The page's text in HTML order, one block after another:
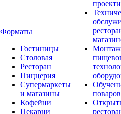
Форматы
Гостиницы
Столовая
Ресторан
Пиццерия
Супермаркеты
и магазины
Кофейни
Пекарни
Монтаж
поваров